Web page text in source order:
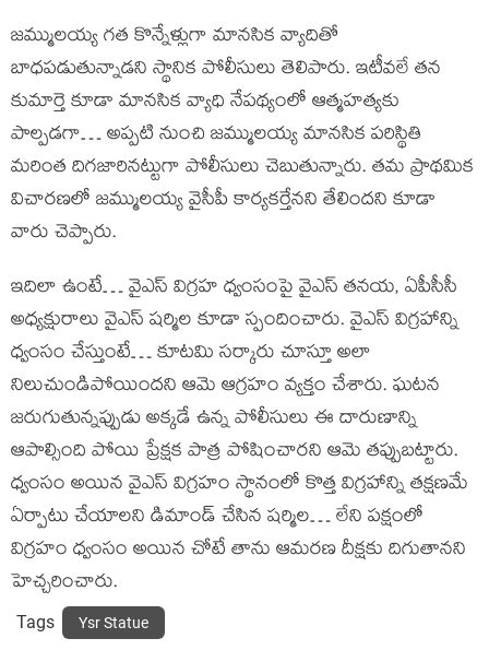
జమ్ములయ్య గత కొన్నేళ్లుగా మానసిక వ్యాదితో
బాధపడుతున్నాడని స్థానిక పోలీసులు తెలిపారు. ఇటీవలే తన
కుమార్తె కూడా మానసిక వ్యాధి నేపథ్యంలో ఆత్మహత్యకు
పాల్పడగా… అప్పటి నుంచి జమ్ములయ్య మానసిక పరిస్థితి
మరింత దిగజారినట్టుగా పోలీసులు చెబుతున్నారు. తమ ప్రాథమిక
విచారణలో జమ్ములయ్య వైసీపీ కార్యకర్తేనని తేలిందని కూడా
వారు చెప్పారు.
ఇదిలా ఉంటే… వైఎస్ విగ్రహ ధ్వంసంపై వైఎస్ తనయ, ఏపీసీసీ
అధ్యక్షురాలు వైఎస్ షర్మిల కూడా స్పందించారు. వైఎస్ విగ్రహాన్ని
ధ్వంసం చేస్తుంటే… కూటమి సర్కారు చూస్తూ అలా
నిలుచుండిపోయిందని ఆమె ఆగ్రహం వ్యక్తం చేశారు. ఘటన
జరుగుతున్నప్పుడు అక్కడే ఉన్న పోలీసులు ఈ దారుణాన్ని
ఆపాల్సింది పోయి ప్రేక్షక పాత్ర పోషించారని ఆమె తప్పుబట్టారు.
ధ్వంసం అయిన వైఎస్ విగ్రహం స్థానంలో కొత్త విగ్రహాన్ని తక్షణమే
ఏర్పాటు చేయాలని డిమాండ్ చేసిన షర్మిల… లేని పక్షంలో
విగ్రహం ధ్వంసం అయిన చోటే తాను ఆమరణ దీక్షకు దిగుతానని
హెచ్చరించారు.
Tags Ysr Statue